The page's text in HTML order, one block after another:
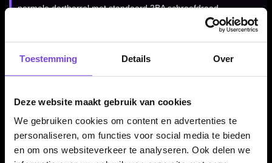
Toestemming Details Over
Deze website maakt gebruik van cookies
We gebruiken cookies om content en advertenties te
personaliseren, om functies voor social media te bieden
en om ons websiteverkeer te analyseren. Ook delen we
normale dartbarrel met standaard 2BA schroefdraad.
Daardoor kun je ze gebruiken op zowel steeltip als softtip
De Bull's Germany B Grip 2 SL Shafts Pink worden geleverd
per set van drie stuks. Daarmee heb je direct genoeg shafts
voor één complete set dartpijlen. Ideaal als vervanging,
upgrade of reserve voor je huidige dartsetup.